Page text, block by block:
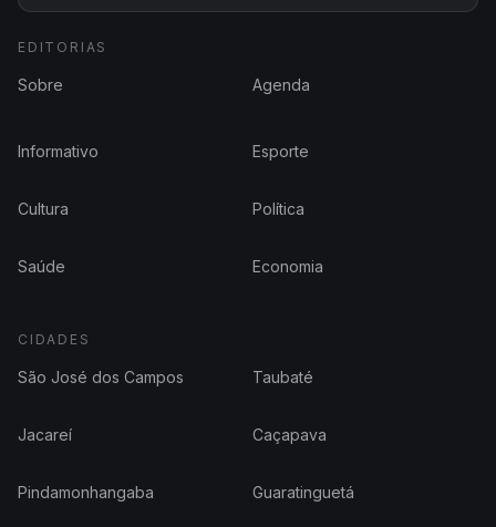
EDITORIAS
Sobre Agenda
Informativo Esporte
Cultura Política
Saúde Economia
CIDADES
São José dos Campos Taubaté
Jacareí Caçapava
Pindamonhangaba Guaratinguetá